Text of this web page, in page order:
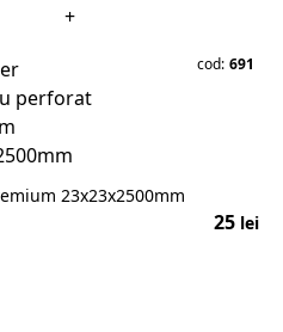
+
cod: 691
23x23x2500mm
25 lei